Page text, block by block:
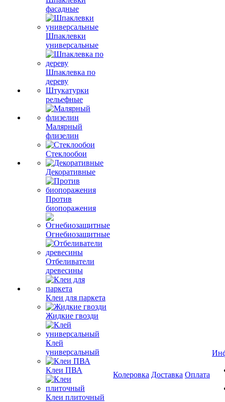
фасадные
Шпаклевки
универсальные
Шпаклевка по
дереву
Штукатурки
рельефные
Малярный
флизелин
Стеклообои
Декоративные
Против
биопоражения
Огнебиозащитные
Отбеливатели
древесины
Клеи для паркета
Жидкие гвозди
Клей
универсальный
Клеи ПВА
Клеи плиточный
Колеровка Доставка Оплата